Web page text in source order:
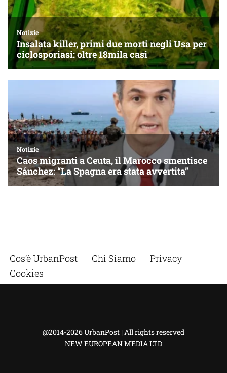
Cos’è UrbanPost Chi Siamo
Privacy
Cookies
@2014-2026 UrbanPost | All rights reserved
NEW EUROPEAN MEDIA LTD